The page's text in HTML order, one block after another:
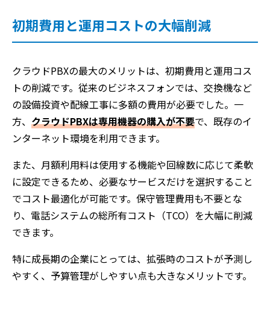
初期費用と運用コストの大幅削減
クラウドPBXの最大のメリットは、初期費用と運用コス
トの削減です。従来のビジネスフォンでは、交換機など
の設備投資や配線工事に多額の費用が必要でした。一
方、 クラウドPBXは専用機器の購入が不要で、既存のイ
ンターネット環境を利用できます。
また、月額利用料は使用する機能や回線数に応じて柔軟
に設定できるため、必要なサービスだけを選択すること
でコスト最適化が可能です。保守管理費用も不要とな
り、電話システムの総所有コスト（TCO）を大幅に削減
できます。
特に成長期の企業にとっては、拡張時のコストが予測し
やすく、予算管理がしやすい点も大きなメリットです。